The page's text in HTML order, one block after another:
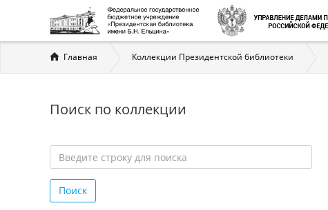
Вы
здесь
Главная Коллекции Президентской библиотеки
Поиск по коллекции
строку
для
Поиск